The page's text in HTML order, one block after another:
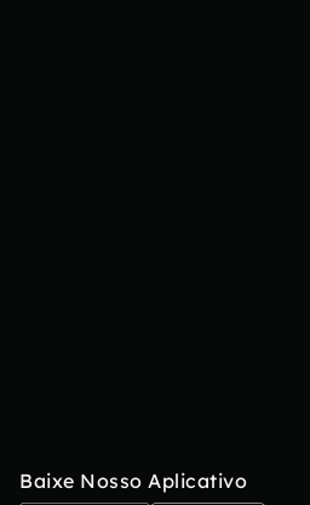
Baixe Nosso Aplicativo